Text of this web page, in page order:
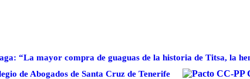
“La mayor compra de guaguas de la historia de Titsa, la
de Abogados de Santa Cruz de Tenerife